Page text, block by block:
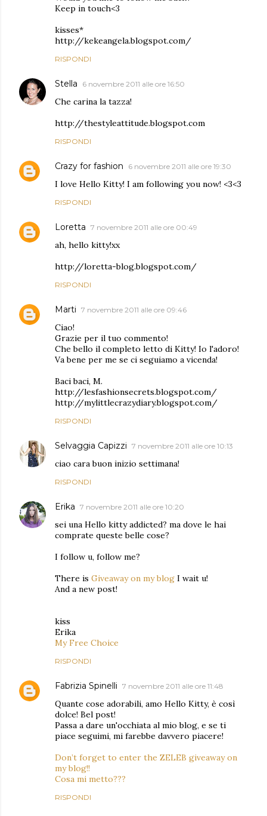
Keep in touch<3
kisses*
http://kekeangela.blogspot.com/
RISPONDI
Stella 6 novembre 2011 alle ore 16:50
Che carina la tazza!
http://thestyleattitude.blogspot.com
RISPONDI
Crazy for fashion 6 novembre 2011 alle ore 19:30
I love Hello Kitty! I am following you now! <3<3
RISPONDI
Loretta 7 novembre 2011 alle ore 00:49
ah, hello kitty!xx
http://loretta-blog.blogspot.com/
RISPONDI
Marti 7 novembre 2011 alle ore 09:46
Ciao!
Grazie per il tuo commento!
Che bello il completo letto di Kitty! Io l'adoro!
Va bene per me se ci seguiamo a vicenda!
Baci baci, M.
http://lesfashionsecrets.blogspot.com/
http://mylittlecrazydiary.blogspot.com/
RISPONDI
Selvaggia Capizzi 7 novembre 2011 alle ore 10:13
ciao cara buon inizio settimana!
RISPONDI
Erika 7 novembre 2011 alle ore 10:20
sei una Hello kitty addicted? ma dove le hai
comprate queste belle cose?
I follow u, follow me?
There is Giveaway on my blog I wait u!
And a new post!
kiss
Erika
My Free Choice
RISPONDI
Fabrizia Spinelli 7 novembre 2011 alle ore 11:48
Quante cose adorabili, amo Hello Kitty, è così
dolce! Bel post!
Passa a dare un'occhiata al mio blog, e se ti
piace seguimi, mi farebbe davvero piacere!
Don’t forget to enter the ZELEB giveaway on
my blog!!
Cosa mi metto???
RISPONDI